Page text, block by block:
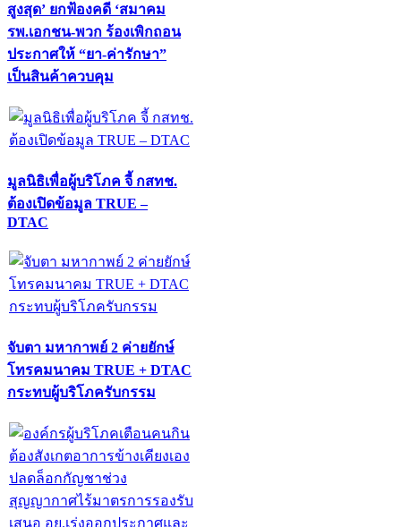
สูงสุด’ ยกฟ้องคดี ‘สมาคม
รพ.เอกชน-พวก ร้องเพิกถอน
ประกาศให้ “ยา-ค่ารักษา”
เป็นสินค้าควบคุม
มูลนิธิเพื่อผู้บริโภค จี้ กสทช.
ต้องเปิดข้อมูล TRUE –
DTAC
จับตา มหากาพย์ 2 ค่ายยักษ์
โทรคมนาคม TRUE + DTAC
กระทบผู้บริโภครับกรรม